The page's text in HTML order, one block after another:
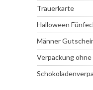
Trauerkarte
Halloween
Männer
Verpackung